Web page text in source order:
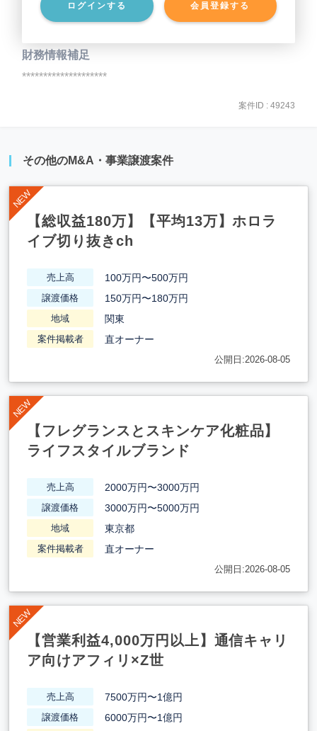
ログインする 会員登録する
事業負債 ********************
財務情報補足
********************
案件ID : 49243
その他のM&A・事業譲渡案件
【総収益180万】【平均13万】ホロラ
イブ切り抜きch
売上高 100万円〜500万円
譲渡価格 150万円〜180万円
地域 関東
案件掲載者 直オーナー
公開日:2026-08-05
【フレグランスとスキンケア化粧品】
ライフスタイルブランド
売上高 2000万円〜3000万円
譲渡価格 3000万円〜5000万円
地域 東京都
案件掲載者 直オーナー
公開日:2026-08-05
【営業利益4,000万円以上】通信キャリ
ア向けアフィリ×Z世
売上高 7500万円〜1億円
譲渡価格 6000万円〜1億円